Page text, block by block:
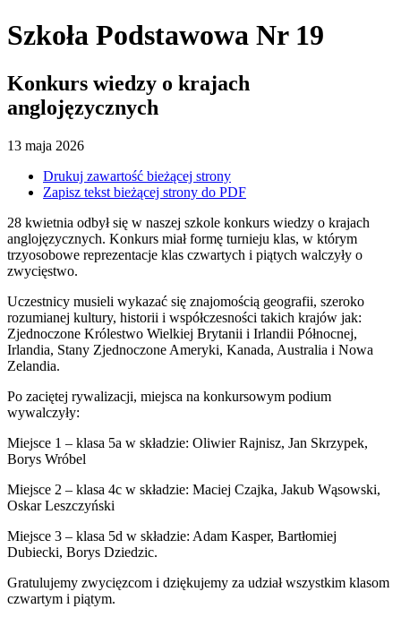
Szkoła Podstawowa Nr 19
Konkurs wiedzy o krajach
anglojęzycznych
13 maja 2026
Drukuj zawartość bieżącej strony
Zapisz tekst bieżącej strony do PDF
28 kwietnia odbył się w naszej szkole konkurs wiedzy o krajach
anglojęzycznych. Konkurs miał formę turnieju klas, w którym
trzyosobowe reprezentacje klas czwartych i piątych walczyły o
zwycięstwo.
Uczestnicy musieli wykazać się znajomością geografii, szeroko
rozumianej kultury, historii i współczesności takich krajów jak:
Zjednoczone Królestwo Wielkiej Brytanii i Irlandii Północnej,
Irlandia, Stany Zjednoczone Ameryki, Kanada, Australia i Nowa
Zelandia.
Po zaciętej rywalizacji, miejsca na konkursowym podium
wywalczyły:
Miejsce 1 – klasa 5a w składzie: Oliwier Rajnisz, Jan Skrzypek,
Borys Wróbel
Miejsce 2 – klasa 4c w składzie: Maciej Czajka, Jakub Wąsowski,
Oskar Leszczyński
Miejsce 3 – klasa 5d w składzie: Adam Kasper, Bartłomiej
Dubiecki, Borys Dziedzic.
Gratulujemy zwycięzcom i dziękujemy za udział wszystkim klasom
czwartym i piątym.